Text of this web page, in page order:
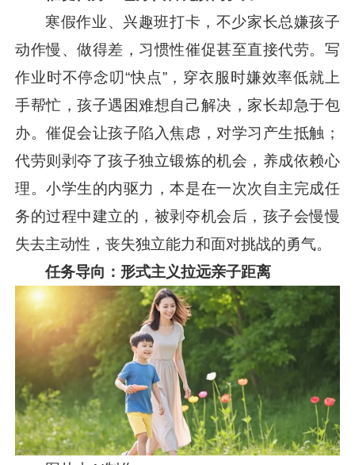
寒假作业、兴趣班打卡，不少家长总嫌孩子
动作慢、做得差，习惯性催促甚至直接代劳。写
作业时不停念叨“快点”，穿衣服时嫌效率低就上
手帮忙，孩子遇困难想自己解决，家长却急于包
办。催促会让孩子陷入焦虑，对学习产生抵触；
代劳则剥夺了孩子独立锻炼的机会，养成依赖心
理。小学生的内驱力，本是在一次次自主完成任
务的过程中建立的，被剥夺机会后，孩子会慢慢
失去主动性，丧失独立能力和面对挑战的勇气。
任务导向：形式主义拉远亲子距离